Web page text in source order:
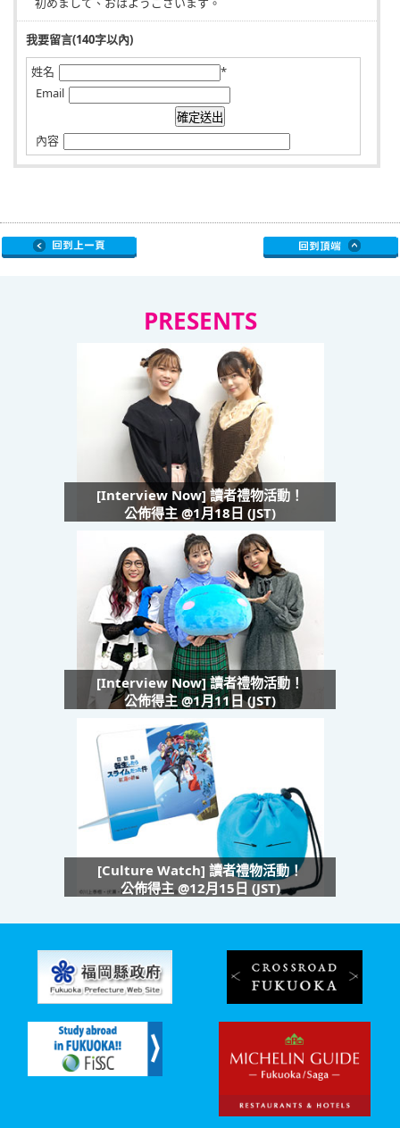
我要留言(140字以內)
姓名
*
Email
內容
PRESENTS
[Interview Now] 讀者禮物活動！
公佈得主 @1月18日 (JST)
[Interview Now] 讀者禮物活動！
公佈得主 @1月11日 (JST)
[Culture Watch] 讀者禮物活動！
公佈得主 @12月15日 (JST)